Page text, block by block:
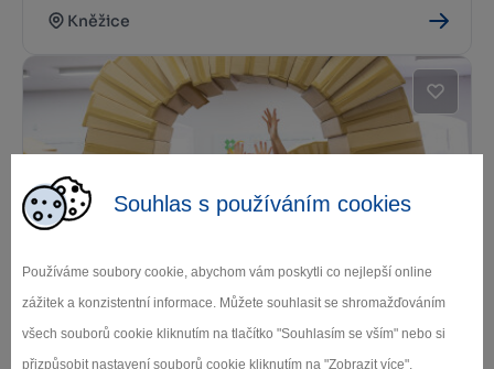
Souhlas s používáním cookies
Používáme soubory cookie, abychom vám poskytli co nejlepší online
zážitek a konzistentní informace. Můžete souhlasit se shromažďováním
všech souborů cookie kliknutím na tlačítko "Souhlasím se vším" nebo si
přizpůsobit nastavení souborů cookie kliknutím na "Zobrazit více".
Kněžice
Akademie Zámek Žďár
Žďár nad Sázavou